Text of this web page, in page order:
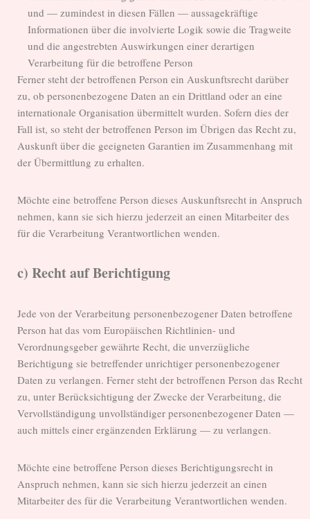
und — zumindest in diesen Fällen — aussagekräftige
Informationen über die involvierte Logik sowie die Tragweite
und die angestrebten Auswirkungen einer derartigen
Verarbeitung für die betroffene Person
Ferner steht der betroffenen Person ein Auskunftsrecht darüber
zu, ob personenbezogene Daten an ein Drittland oder an eine
internationale Organisation übermittelt wurden. Sofern dies der
Fall ist, so steht der betroffenen Person im Übrigen das Recht zu,
Auskunft über die geeigneten Garantien im Zusammenhang mit
der Übermittlung zu erhalten.
Möchte eine betroffene Person dieses Auskunftsrecht in Anspruch
nehmen, kann sie sich hierzu jederzeit an einen Mitarbeiter des
für die Verarbeitung Verantwortlichen wenden.
c) Recht auf Berichtigung
Jede von der Verarbeitung personenbezogener Daten betroffene
Person hat das vom Europäischen Richtlinien- und
Verordnungsgeber gewährte Recht, die unverzügliche
Berichtigung sie betreffender unrichtiger personenbezogener
Daten zu verlangen. Ferner steht der betroffenen Person das Recht
zu, unter Berücksichtigung der Zwecke der Verarbeitung, die
Vervollständigung unvollständiger personenbezogener Daten —
auch mittels einer ergänzenden Erklärung — zu verlangen.
Möchte eine betroffene Person dieses Berichtigungsrecht in
Anspruch nehmen, kann sie sich hierzu jederzeit an einen
Mitarbeiter des für die Verarbeitung Verantwortlichen wenden.